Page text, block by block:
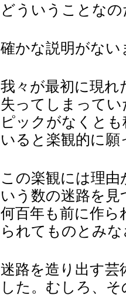
どういうことなの
確かな説明がない
我々が最初に現
失ってしまって
ピックがなくと
いると楽観的に願
この楽観には理
いう数の迷路を
何百年も前に作ら
られてものとみ
迷路を造り出す
した。むしろ、